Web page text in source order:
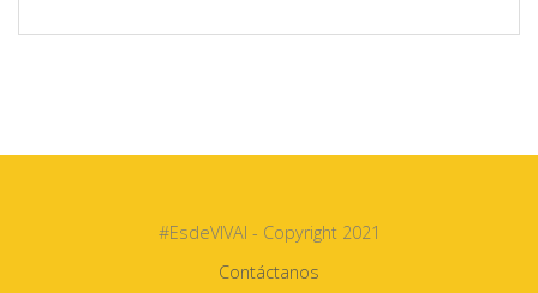
#EsdeVIVAI - Copyright 2021
Contáctanos